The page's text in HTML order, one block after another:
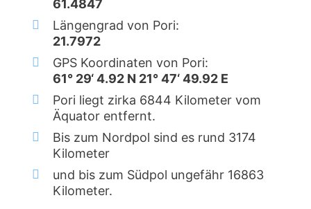
61.4847
Längengrad von Pori:
21.7972
GPS Koordinaten von Pori:
61° 29‘ 4.92 N 21° 47‘ 49.92 E
Pori liegt zirka 6844 Kilometer vom
Äquator entfernt.
Bis zum Nordpol sind es rund 3174
Kilometer
und bis zum Südpol ungefähr 16863
Kilometer.